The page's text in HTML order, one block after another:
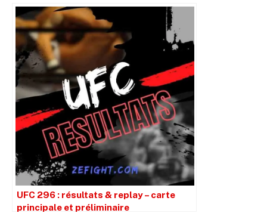
UFC 296 : résultats & replay – carte
principale et préliminaire